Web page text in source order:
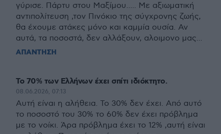
γύρισε. Πάρτυ στου Μαξίμου..... Με αξιωματική
αντιπολίτευση ,τον Πινόκιο της σύγχρονης ζωής,
θα έχουμε ατάκες μόνο και καμμία ουσία. Αν
αυτά, τα ποσοστά, δεν αλλάξουν, αλοιμονο μας...
ΑΠΑΝΤΗΣΗ
Το 70% των Ελλήνων έχει σπίτι ιδιόκτητο.
08.06.2026, 07:13
Αυτή είναι η αλήθεια. Το 30% δεν έχει. Από αυτό
το ποσοστό του 30% το 60% δεν έχει πρόβλημα
με το νοίκι. Άρα πρόβλημα έχει το 12% ,αυτή είναι